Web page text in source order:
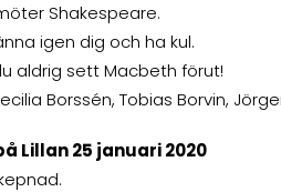
Shakespeare.
igen dig och ha kul.
aldrig sett Macbeth förut!
Borssén, Tobias Borvin,
Lillan 25 januari 2020